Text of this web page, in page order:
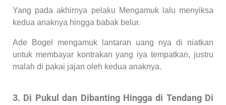
Yang pada akhirnya pelaku Mengamuk lalu menyiksa
kedua anaknya hingga babak belur.
Ade Bogel mengamuk lantaran uang nya di niatkan
untuk membayar kontrakan yang iya tempatkan, justru
malah di pakai jajan oleh kedua anaknya.
3. Di Pukul dan Dibanting Hingga di Tendang Di